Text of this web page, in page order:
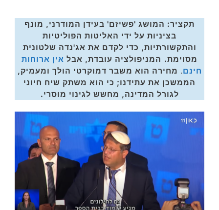
תקציר: המושג 'פשיזם' בעידן המודרני, מונף
בציניות על ידי האליטות הפוליטיות
והתקשורתיות, כדי לקדם את אג'נדה שלטונית
מסוימת. המניפולציה עובדת, אבל אין ארוחות
חינם. מחירה הוא משבר דמוקרטי הולך ומעמיק,
הממשכן את עתידנו; כי הוא משתק שיח חיוני
לגורל המדינה, מחשש לגינוי מוסרי.